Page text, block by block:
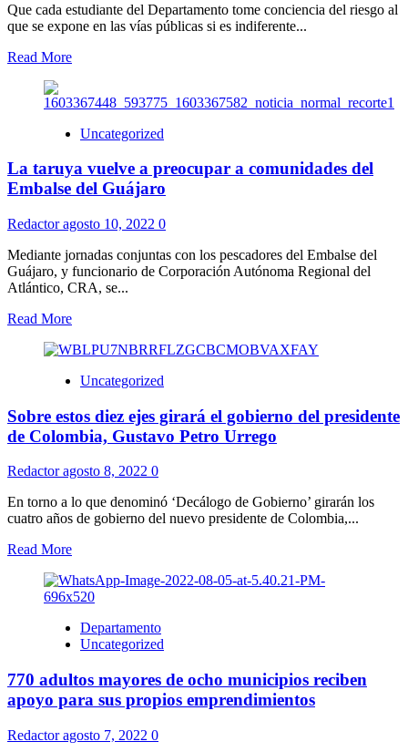
Que cada estudiante del Departamento tome conciencia del riesgo al
que se expone en las vías públicas si es indiferente...
Read More
Uncategorized
La taruya vuelve a preocupar a comunidades del
Embalse del Guájaro
Redactoragosto 10, 2022 0
Mediante jornadas conjuntas con los pescadores del Embalse del
Guájaro, y funcionario de Corporación Autónoma Regional del
Atlántico, CRA, se...
Read More
Uncategorized
Sobre estos diez ejes girará el gobierno del presidente
de Colombia, Gustavo Petro Urrego
Redactoragosto 8, 2022 0
En torno a lo que denominó ‘Decálogo de Gobierno’ girarán los
cuatro años de gobierno del nuevo presidente de Colombia,...
Read More
Departamento
Uncategorized
770 adultos mayores de ocho municipios reciben
apoyo para sus propios emprendimientos
Redactoragosto 7, 2022 0